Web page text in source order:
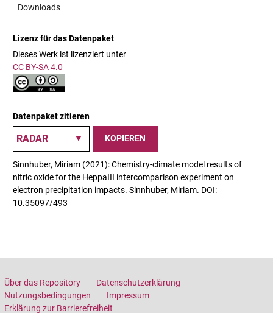
Downloads
Lizenz für das Datenpaket
Dieses Werk ist lizenziert unter
CC BY-SA 4.0
Datenpaket zitieren
KOPIEREN
Sinnhuber, Miriam (2021): Chemistry-climate model results of
nitric oxide for the HeppaIII intercomparison experiment on
electron precipitation impacts. Sinnhuber, Miriam. DOI:
10.35097/493
Über das Repository
Datenschutzerklärung
Nutzungsbedingungen
Impressum
Erklärung zur Barrierefreiheit